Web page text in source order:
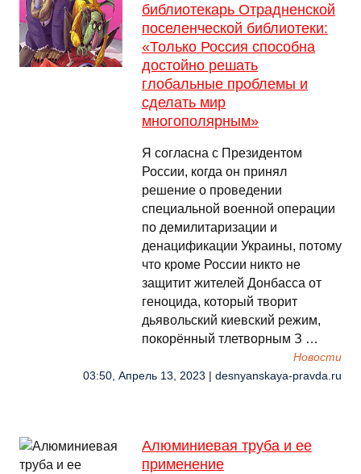
библиотекарь Отрадненской
поселенческой библиотеки:
«Только Россия способна
достойно решать
глобальные проблемы и
сделать мир
многополярным»
Я согласна с Президентом
России, когда он принял
решение о проведении
специальной военной операции
по демилитаризации и
денацификации Украины, потому
что кроме России никто не
защитит жителей Донбасса от
геноцида, который творит
дьявольский киевский режим,
покорённый тлетворным З …
Новости
03:50, Апрель 13, 2023 | desnyanskaya-pravda.ru
Алюминиевая труба и ее
применение